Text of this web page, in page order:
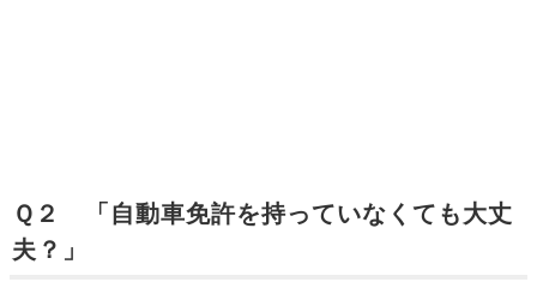
Ｑ２ 「自動車免許を持っていなくても大丈
夫？」